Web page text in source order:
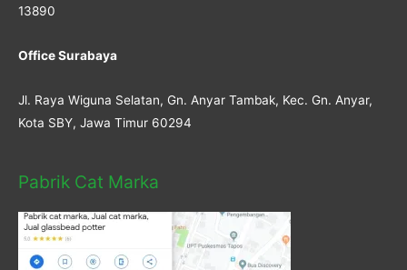
13890
Office Surabaya
Jl. Raya Wiguna Selatan, Gn. Anyar Tambak, Kec. Gn. Anyar,
Kota SBY, Jawa Timur 60294
Pabrik Cat Marka